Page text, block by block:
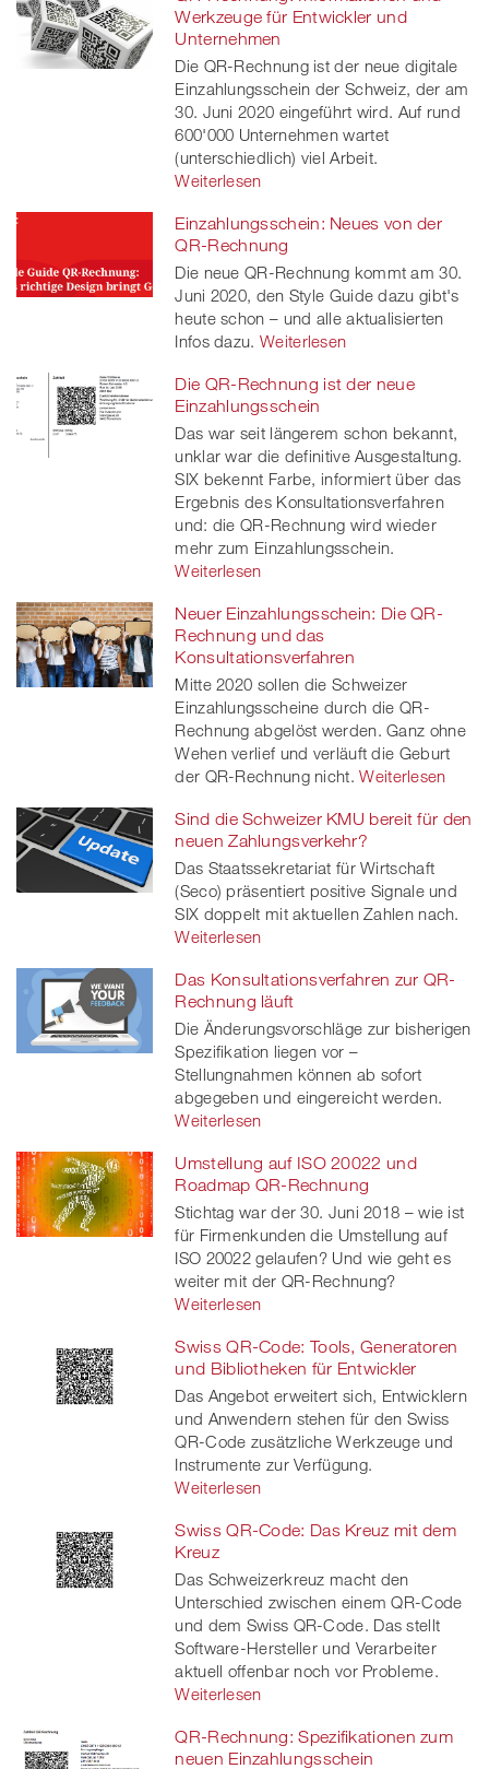
Facebook
on
twitt
er
linkedinXing
Werkzeuge für Entwickler und
Unternehmen
Die QR-Rechnung ist der neue digitale
Einzahlungsschein der Schweiz, der am
30. Juni 2020 eingeführt wird. Auf rund
600'000 Unternehmen wartet
(unterschiedlich) viel Arbeit.
Weiterlesen
Einzahlungsschein: Neues von der
QR-Rechnung
Die neue QR-Rechnung kommt am 30.
Juni 2020, den Style Guide dazu gibt's
heute schon – und alle aktualisierten
Infos dazu. Weiterlesen
Die QR-Rechnung ist der neue
Einzahlungsschein
Das war seit längerem schon bekannt,
unklar war die definitive Ausgestaltung.
SIX bekennt Farbe, informiert über das
Ergebnis des Konsultationsverfahren
und: die QR-Rechnung wird wieder
mehr zum Einzahlungsschein.
Weiterlesen
Neuer Einzahlungsschein: Die QR-
Rechnung und das
Konsultationsverfahren
Mitte 2020 sollen die Schweizer
Einzahlungsscheine durch die QR-
Rechnung abgelöst werden. Ganz ohne
Wehen verlief und verläuft die Geburt
der QR-Rechnung nicht. Weiterlesen
Sind die Schweizer KMU bereit für den
neuen Zahlungsverkehr?
Das Staatssekretariat für Wirtschaft
(Seco) präsentiert positive Signale und
SIX doppelt mit aktuellen Zahlen nach.
Weiterlesen
Das Konsultationsverfahren zur QR-
Rechnung läuft
Die Änderungsvorschläge zur bisherigen
Spezifikation liegen vor –
Stellungnahmen können ab sofort
abgegeben und eingereicht werden.
Weiterlesen
Umstellung auf ISO 20022 und
Roadmap QR-Rechnung
Stichtag war der 30. Juni 2018 – wie ist
für Firmenkunden die Umstellung auf
ISO 20022 gelaufen? Und wie geht es
weiter mit der QR-Rechnung?
Weiterlesen
Swiss QR-Code: Tools, Generatoren
und Bibliotheken für Entwickler
Das Angebot erweitert sich, Entwicklern
und Anwendern stehen für den Swiss
QR-Code zusätzliche Werkzeuge und
Instrumente zur Verfügung.
Weiterlesen
Swiss QR-Code: Das Kreuz mit dem
Kreuz
Das Schweizerkreuz macht den
Unterschied zwischen einem QR-Code
und dem Swiss QR-Code. Das stellt
Software-Hersteller und Verarbeiter
aktuell offenbar noch vor Probleme.
Weiterlesen
QR-Rechnung: Spezifikationen zum
neuen Einzahlungsschein